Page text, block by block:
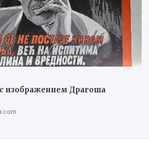
изображением Драгоша